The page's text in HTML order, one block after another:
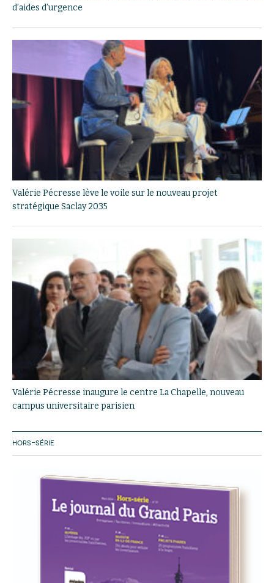
d’aides d’urgence
Valérie Pécresse lève le voile sur le nouveau projet
stratégique Saclay 2035
Valérie Pécresse inaugure le centre La Chapelle, nouveau
campus universitaire parisien
HORS-SÉRIE